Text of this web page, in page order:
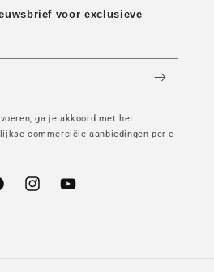
voor exclusieve
ga je akkoord met het
commerciële aanbiedingen per e-
InstagramYouTube